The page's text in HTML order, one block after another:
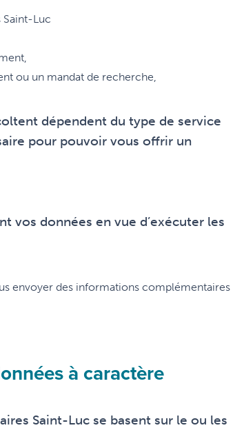
Saint-Luc
ou un mandat de recherche,
dépendent du type de service
pour pouvoir vous offrir un
vos données en vue d’exécuter les
envoyer des informations complémentaires
à caractère
Saint-Luc se basent sur le ou les